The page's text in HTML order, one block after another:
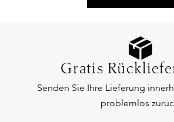
Gratis
Senden Sie Ihre Lieferung
problemlos